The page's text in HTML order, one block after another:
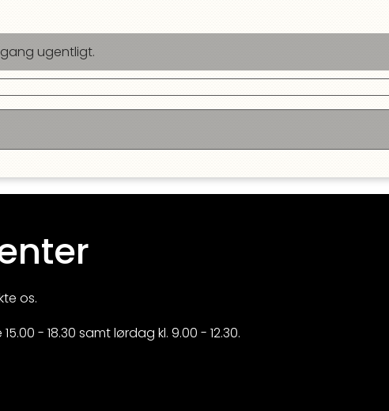
ugentligt.
os.
- 18.30 samt lørdag kl. 9.00 - 12.30.